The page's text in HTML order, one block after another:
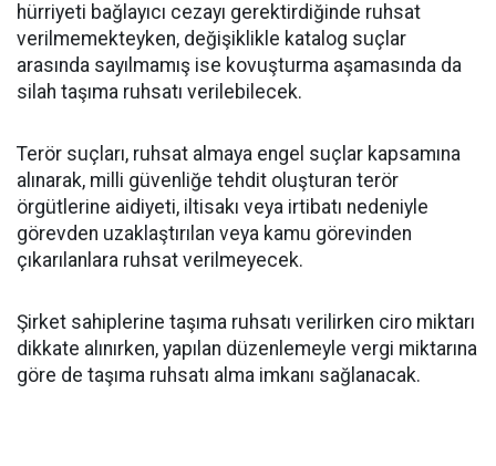
hürriyeti bağlayıcı cezayı gerektirdiğinde ruhsat
verilmemekteyken, değişiklikle katalog suçlar
arasında sayılmamış ise kovuşturma aşamasında da
silah taşıma ruhsatı verilebilecek.
Terör suçları, ruhsat almaya engel suçlar kapsamına
alınarak, milli güvenliğe tehdit oluşturan terör
örgütlerine aidiyeti, iltisakı veya irtibatı nedeniyle
görevden uzaklaştırılan veya kamu görevinden
çıkarılanlara ruhsat verilmeyecek.
Şirket sahiplerine taşıma ruhsatı verilirken ciro miktarı
dikkate alınırken, yapılan düzenlemeyle vergi miktarına
göre de taşıma ruhsatı alma imkanı sağlanacak.